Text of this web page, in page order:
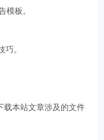
模板。
巧。
载本站文章涉及的文件